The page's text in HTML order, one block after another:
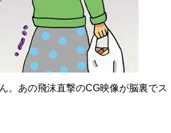
。あの飛沫直撃のCG映像が脳裏でス